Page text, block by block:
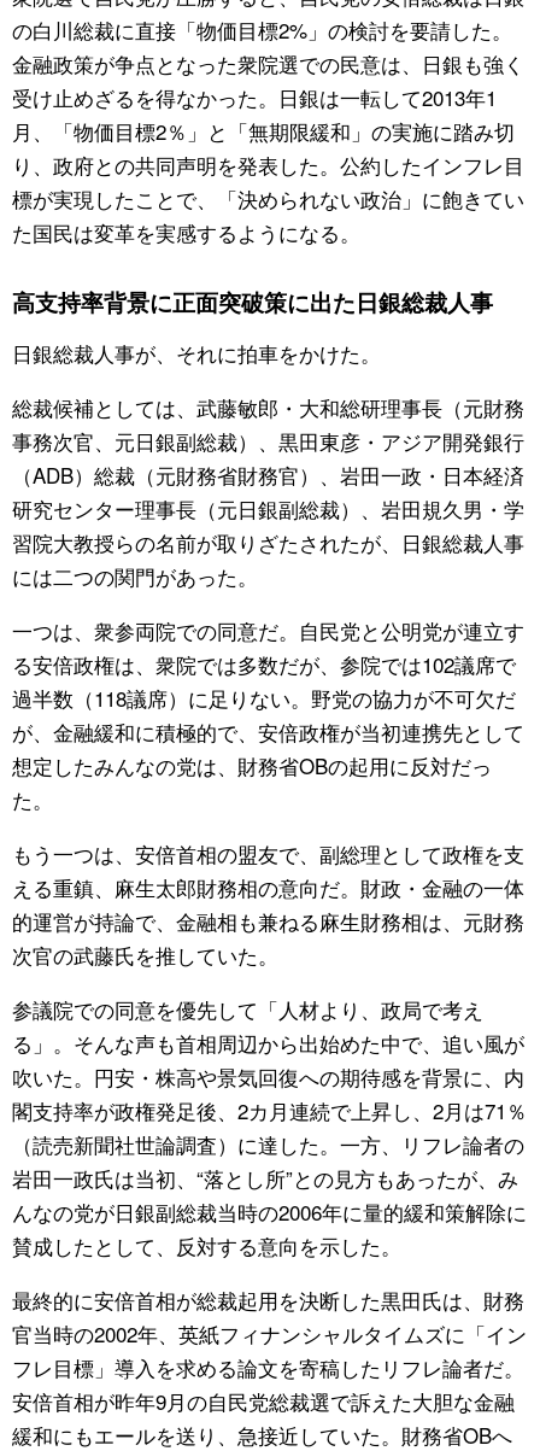
の白川総裁に直接「物価目標2%」の検討を要請した。
金融政策が争点となった衆院選での民意は、日銀も強く
受け止めざるを得なかった。日銀は一転して2013年1
月、「物価目標2％」と「無期限緩和」の実施に踏み切
り、政府との共同声明を発表した。公約したインフレ目
標が実現したことで、「決められない政治」に飽きてい
た国民は変革を実感するようになる。
高支持率背景に正面突破策に出た日銀総裁人事
日銀総裁人事が、それに拍車をかけた。
総裁候補としては、武藤敏郎・大和総研理事長（元財務
事務次官、元日銀副総裁）、黒田東彦・アジア開発銀行
（ADB）総裁（元財務省財務官）、岩田一政・日本経済
研究センター理事長（元日銀副総裁）、岩田規久男・学
習院大教授らの名前が取りざたされたが、日銀総裁人事
には二つの関門があった。
一つは、衆参両院での同意だ。自民党と公明党が連立す
る安倍政権は、衆院では多数だが、参院では102議席で
過半数（118議席）に足りない。野党の協力が不可欠だ
が、金融緩和に積極的で、安倍政権が当初連携先として
想定したみんなの党は、財務省OBの起用に反対だっ
た。
もう一つは、安倍首相の盟友で、副総理として政権を支
える重鎮、麻生太郎財務相の意向だ。財政・金融の一体
的運営が持論で、金融相も兼ねる麻生財務相は、元財務
次官の武藤氏を推していた。
参議院での同意を優先して「人材より、政局で考え
る」。そんな声も首相周辺から出始めた中で、追い風が
吹いた。円安・株高や景気回復への期待感を背景に、内
閣支持率が政権発足後、2カ月連続で上昇し、2月は71％
（読売新聞社世論調査）に達した。一方、リフレ論者の
岩田一政氏は当初、“落とし所”との見方もあったが、み
んなの党が日銀副総裁当時の2006年に量的緩和策解除に
賛成したとして、反対する意向を示した。
最終的に安倍首相が総裁起用を決断した黒田氏は、財務
官当時の2002年、英紙フィナンシャルタイムズに「イン
フレ目標」導入を求める論文を寄稿したリフレ論者だ。
安倍首相が昨年9月の自民党総裁選で訴えた大胆な金融
緩和にもエールを送り、急接近していた。財務省OBへ